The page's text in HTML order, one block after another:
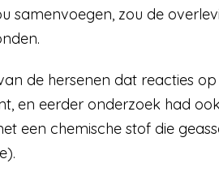
samenvoegen, zou de
de hersenen dat reacties
en eerder onderzoek had
een chemische stof die